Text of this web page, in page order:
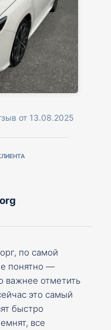
от 13.08.2025
по самой
понятно —
важнее отметить
это самый
быстро
все